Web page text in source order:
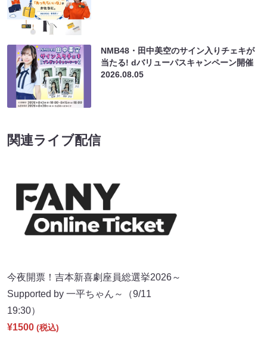
NMB48・田中美空のサイン入りチェキが
当たる! dバリューパスキャンペーン開催
2026.08.05
関連ライブ配信
今夜開票！吉本新喜劇座員総選挙2026～
Supported by 一平ちゃん～（9/11
19:30）
¥1500 (税込)